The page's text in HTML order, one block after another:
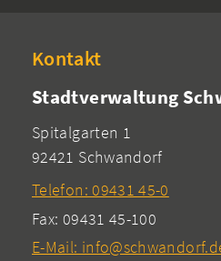
Kontakt
Stadtverwaltung
Spitalgarten 1
92421 Schwandorf
Telefon: 09431 45-0
Fax: 09431 45-100
E-Mail: